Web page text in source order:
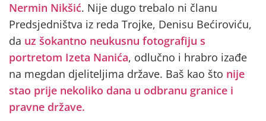
Nermin Nikšić. Nije dugo trebalo ni članu
Predsjedništva iz reda Trojke, Denisu Bećiroviću,
da uz šokantno neukusnu fotografiju s
portretom Izeta Nanića, odlučno i hrabro izađe
na megdan djeliteljima države. Baš kao što nije
stao prije nekoliko dana u odbranu granice i
pravne države.